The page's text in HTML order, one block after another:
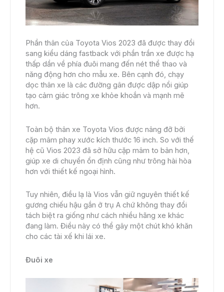
Phần thân của Toyota Vios 2023 đã được thay đổi
sang kiểu dáng fastback với phần trần xe được hạ
thấp dần về phía đuôi mang đến nét thể thao và
năng động hơn cho mẫu xe. Bên cạnh đó, chạy
dọc thân xe là các đường gân được dập nổi giúp
tạo cảm giác trông xe khỏe khoắn và mạnh mẽ
hơn.
Toàn bộ thân xe Toyota Vios được nâng đỡ bởi
cặp mâm phay xước kích thước 16 inch. So với thế
hệ cũ Vios 2023 đã sở hữu cặp mâm to bản hơn,
giúp xe di chuyển ổn định cũng như trông hài hòa
hơn với thiết kế ngoại hình.
Tuy nhiên, điều lạ là Vios vẫn giữ nguyên thiết kế
gương chiếu hậu gắn ở trụ A chứ không thay đổi
tách biệt ra giống như cách nhiều hãng xe khác
đang làm. Điều này có thể gây một chút khó khăn
cho các tài xế khi lái xe.
Đuôi xe